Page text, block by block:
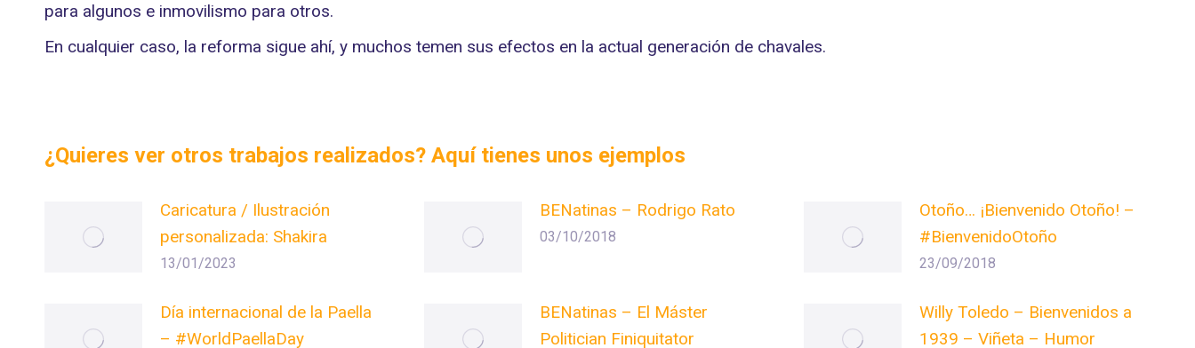
para algunos e inmovilismo para otros.
En cualquier caso, la reforma sigue ahí, y muchos temen sus efectos en la actual generación de chavales.
¿Quieres ver otros trabajos realizados? Aquí tienes unos ejemplos
Caricatura / Ilustración
personalizada: Shakira
13/01/2023
BENatinas – Rodrigo Rato
03/10/2018
Otoño… ¡Bienvenido Otoño! –
#BienvenidoOtoño
23/09/2018
Día internacional de la Paella
– #WorldPaellaDay
BENatinas – El Máster
Politician Finiquitator
Willy Toledo – Bienvenidos a
1939 – Viñeta – Humor